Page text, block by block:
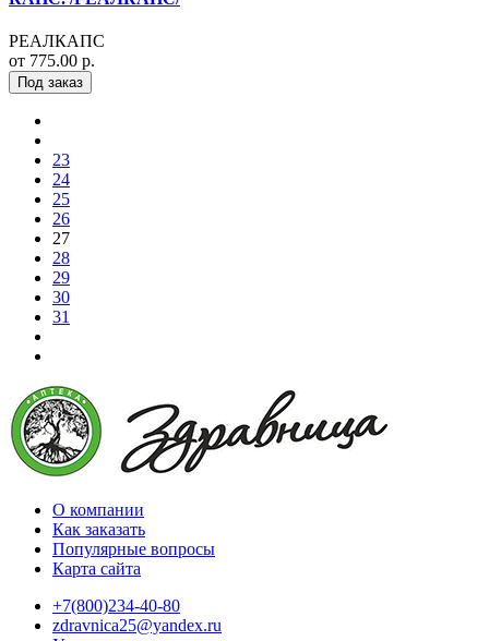
РЕАЛКАПС
от 775.00 р.
Под заказ
23
24
25
26
27
28
29
30
31
О компании
Как заказать
Популярные вопросы
Карта сайта
+7(800)234-40-80
zdravnica25@yandex.ru